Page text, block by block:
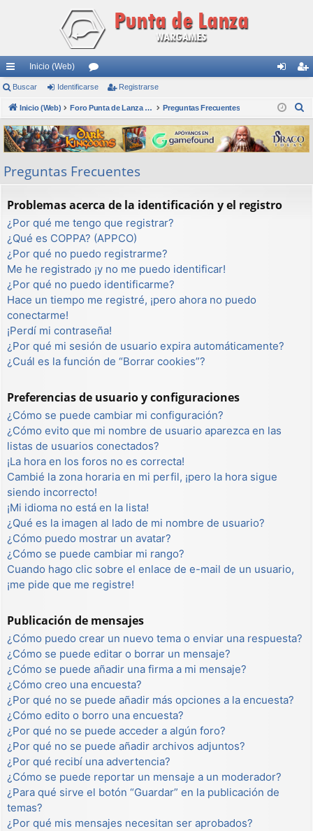
nl
ac
es
rá
pi
Inicio (Web)
or
os nti
fic
ar
ist
ra
rs
Buscar Identificarse Registrarse
Inicio (Web) Foro Punta de Lanza Wargames Preguntas Frecuentes
s
c
r
Preguntas Frecuentes
Problemas acerca de la identificación y el registro
¿Por qué me tengo que registrar?
¿Qué es COPPA? (APPCO)
¿Por qué no puedo registrarme?
Me he registrado ¡y no me puedo identificar!
¿Por qué no puedo identificarme?
Hace un tiempo me registré, ¡pero ahora no puedo
conectarme!
¡Perdí mi contraseña!
¿Por qué mi sesión de usuario expira automáticamente?
¿Cuál es la función de “Borrar cookies”?
Preferencias de usuario y configuraciones
¿Cómo se puede cambiar mi configuración?
¿Cómo evito que mi nombre de usuario aparezca en las
listas de usuarios conectados?
¡La hora en los foros no es correcta!
Cambié la zona horaria en mi perfil, ¡pero la hora sigue
siendo incorrecto!
¡Mi idioma no está en la lista!
¿Qué es la imagen al lado de mi nombre de usuario?
¿Cómo puedo mostrar un avatar?
¿Cómo se puede cambiar mi rango?
Cuando hago clic sobre el enlace de e-mail de un usuario,
¡me pide que me registre!
Publicación de mensajes
¿Cómo puedo crear un nuevo tema o enviar una respuesta?
¿Cómo se puede editar o borrar un mensaje?
¿Cómo se puede añadir una firma a mi mensaje?
¿Cómo creo una encuesta?
¿Por qué no se puede añadir más opciones a la encuesta?
¿Cómo edito o borro una encuesta?
¿Por qué no se puede acceder a algún foro?
¿Por qué no se puede añadir archivos adjuntos?
¿Por qué recibí una advertencia?
¿Cómo se puede reportar un mensaje a un moderador?
¿Para qué sirve el botón “Guardar” en la publicación de
temas?
¿Por qué mis mensajes necesitan ser aprobados?